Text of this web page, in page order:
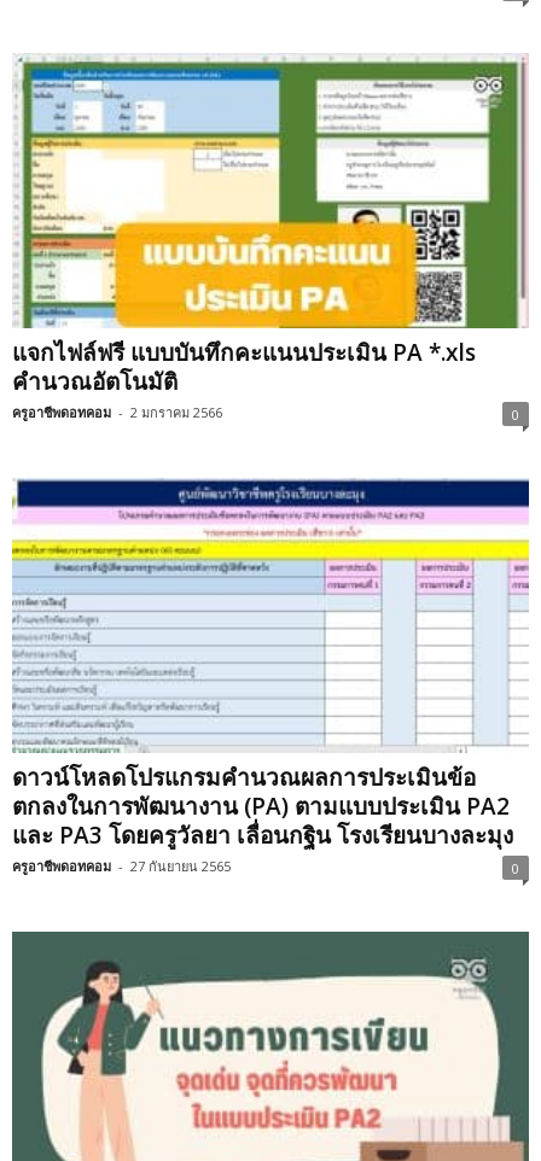
แจกไฟล์ฟรี แบบบันทึกคะแนนประเมิน PA *.xls
คำนวณอัตโนมัติ
ครูอาชีพดอทคอม - 2 มกราคม 2566 0
ดาวน์โหลดโปรแกรมคำนวณผลการประเมินข้อ
ตกลงในการพัฒนางาน (PA) ตามแบบประเมิน PA2
และ PA3 โดยครูวัลยา เลื่อนกฐิน โรงเรียนบางละมุง
ครูอาชีพดอทคอม - 27 กันยายน 2565 0